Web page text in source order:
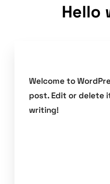
Hello
Welcome to
post. Edit or delete
writing!